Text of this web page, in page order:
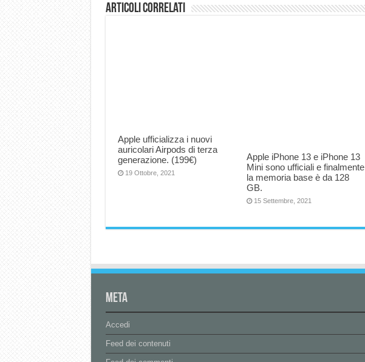
Articoli correlati
Apple ufficializza i nuovi
auricolari Airpods di terza
generazione. (199€)
19 Ottobre, 2021
Apple iPhone 13 e iPhone 13
Mini sono ufficiali e finalmente
la memoria base è da 128
GB.
15 Settembre, 2021
Meta
Accedi
Feed dei contenuti